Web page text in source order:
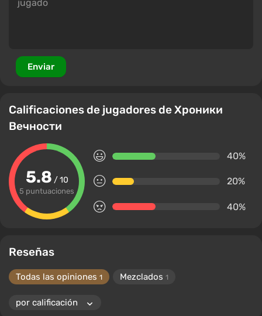
Enviar
Calificaciones de jugadores de Хроники
Вечности
5.8 / 10
5 puntuaciones
40%
20%
40%
Reseñas
Todas las opiniones 1 Mezclados 1